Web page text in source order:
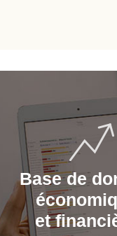
Base de
et